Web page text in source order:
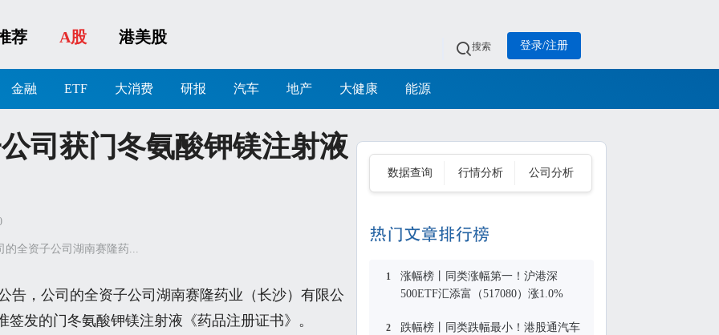
荐 A股 港美股
搜索 登录/注册
金融 ETF 大消费 研报 汽车 地产 大健康 能源
数据查询 行情分析 公司分析
1
涨幅榜丨同类涨幅第一！沪港深
500ETF汇添富（517080）涨1.0%
2
跌幅榜丨同类跌幅最小！港股通汽车
司获门冬氨酸钾镁注射液
的全资子公司湖南赛隆药...
告，公司的全资子公司湖南赛隆药业（长沙）有限公
发的门冬氨酸钾镁注射液《药品注册证书》。